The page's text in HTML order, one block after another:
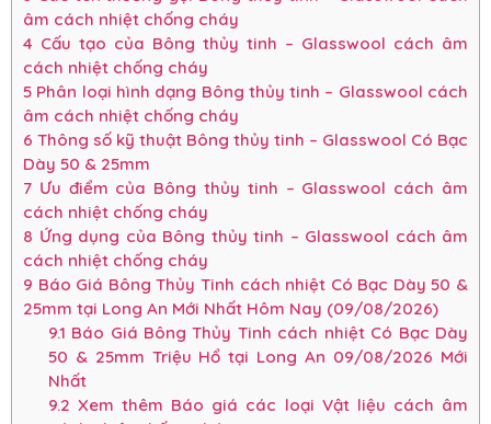
âm cách nhiệt chống cháy
4 Cấu tạo của Bông thủy tinh – Glasswool cách âm
cách nhiệt chống cháy
5 Phân loại hình dạng Bông thủy tinh – Glasswool cách
âm cách nhiệt chống cháy
6 Thông số kỹ thuật Bông thủy tinh – Glasswool Có Bạc
Dày 50 & 25mm
7 Ưu điểm của Bông thủy tinh – Glasswool cách âm
cách nhiệt chống cháy
8 Ứng dụng của Bông thủy tinh – Glasswool cách âm
cách nhiệt chống cháy
9 Báo Giá Bông Thủy Tinh cách nhiệt Có Bạc Dày 50 &
25mm tại Long An Mới Nhất Hôm Nay (09/08/2026)
9.1 Báo Giá Bông Thủy Tinh cách nhiệt Có Bạc Dày
50 & 25mm Triệu Hổ tại Long An 09/08/2026 Mới
Nhất
9.2 Xem thêm Báo giá các loại Vật liệu cách âm